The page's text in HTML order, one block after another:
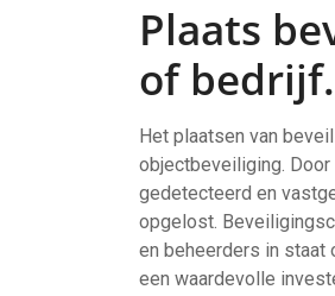
Plaats
of bedrijf.
Het plaatsen van
objectbeveiliging. Door
gedetecteerd en
opgelost.
en beheerders in staat
een waardevolle